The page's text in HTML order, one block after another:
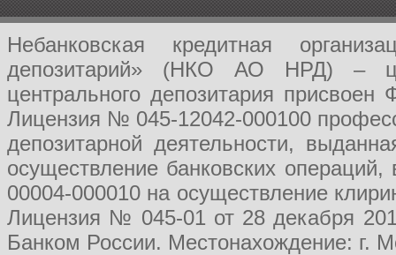
Небанковская кредитная
депозитарий» (НКО АО НРД) –
центрального депозитария
Лицензия № 045-12042-000100
депозитарной деятельности,
осуществление банковских
00004-000010 на осуществление
Лицензия № 045-01 от 28 декабря
Банком России. Местонахождение: г.